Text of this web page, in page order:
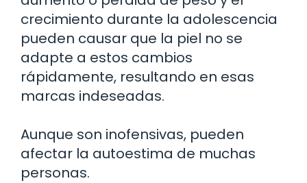
crecimiento durante la adolescencia
pueden causar que la piel no se
adapte a estos cambios
rápidamente, resultando en esas
marcas indeseadas.
Aunque son inofensivas, pueden
afectar la autoestima de muchas
personas.